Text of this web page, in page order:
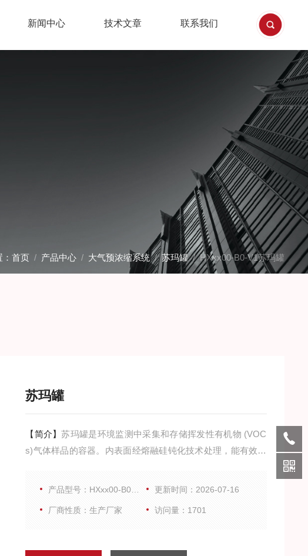
新闻中心 技术文章 联系我们
首页/ 产品中心/ 大气预浓缩系统/苏玛罐/ HXxx00-B0-V1苏玛罐
苏玛罐
【简介】苏玛罐是环境监测中采集和存储挥发性有机物 (VOC
s)气体样品的容器。内表面经熔融硅钝化技术处理，能有效地
采集及存储（2）在线监测系统中标气存储（3）实验室标气配
产品型号：HXxx00-B0-V1 更新时间：2026-07-16
厂商性质：生产厂家 访问量：1701